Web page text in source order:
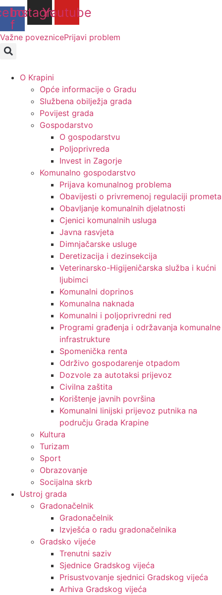
Idi
na
sadržaj
f
Instagram
Youtube
Važne poveznicePrijavi problem
O Krapini
Opće informacije o Gradu
Službena obilježja grada
Povijest grada
Gospodarstvo
O gospodarstvu
Poljoprivreda
Invest in Zagorje
Komunalno gospodarstvo
Prijava komunalnog problema
Obavijesti o privremenoj regulaciji prometa
Obavljanje komunalnih djelatnosti
Cjenici komunalnih usluga
Javna rasvjeta
Dimnjačarske usluge
Deretizacija i dezinsekcija
Veterinarsko-Higijeničarska služba i kućni
ljubimci
Komunalni doprinos
Komunalna naknada
Komunalni i poljoprivredni red
Programi građenja i održavanja komunalne
infrastrukture
Spomenička renta
Održivo gospodarenje otpadom
Dozvole za autotaksi prijevoz
Civilna zaštita
Korištenje javnih površina
Komunalni linijski prijevoz putnika na
području Grada Krapine
Kultura
Turizam
Sport
Obrazovanje
Socijalna skrb
Ustroj grada
Gradonačelnik
Gradonačelnik
Izvješća o radu gradonačelnika
Gradsko vijeće
Trenutni saziv
Sjednice Gradskog vijeća
Prisustvovanje sjednici Gradskog vijeća
Arhiva Gradskog vijeća